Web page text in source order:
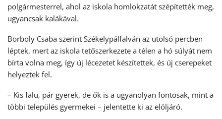
polgármesterrel, ahol az iskola homlokzatát szépítették meg,
ugyancsak kalákával.
Borboly Csaba szerint Székelypálfalván az utolsó percben
léptek, mert az iskola tetőszerkezete a télen a hó súlyát nem
bírta volna meg, így új lécezetet készítettek, és új cserepeket
helyeztek fel.
– Kis falu, pár gyerek, de ők is a ugyanolyan fontosak, mint a
többi település gyermekei – jelentette ki az elöljáró.